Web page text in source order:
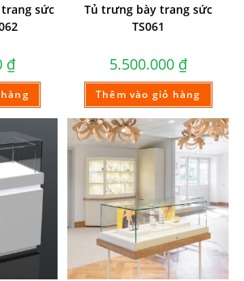
sức
₫
Tủ trưng bày trang sức
TS061
5.500.000 ₫
Thêm vào giỏ hàng